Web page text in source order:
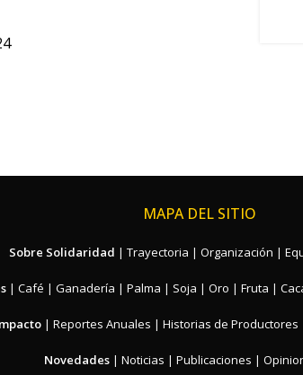
MAPA DEL SITIO
Sobre Solidaridad | Trayectoria | Organización |
| Café | Ganadería | Palma | Soja | Oro | Fruta |
| Reportes Anuales | Historias de Productores
Novedades| Noticias | Publicaciones |